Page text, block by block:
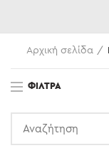
Αρχική σελίδα
ΦΊΛΤΡΑ